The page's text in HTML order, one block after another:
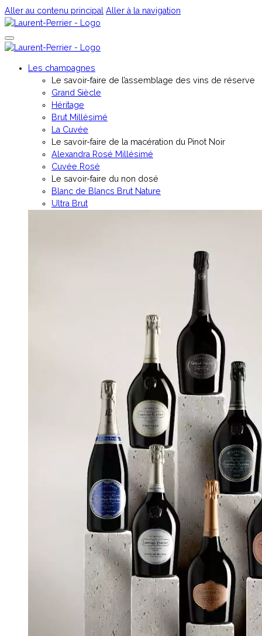
Aller au contenu principal Aller à la navigation
Les champagnes
Le savoir-faire de l’assemblage des vins de réserve
Grand Siècle
Héritage
Brut Millésimé
La Cuvée
Le savoir-faire de la macération du Pinot Noir
Alexandra Rosé Millésimé
Cuvée Rosé
⁠Le savoir-faire du non dosé
Blanc de Blancs Brut Nature
Ultra Brut